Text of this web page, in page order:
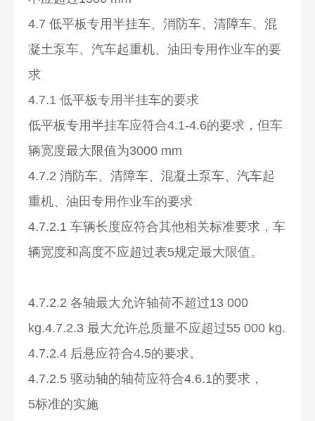
4.7 低平板专用半挂车、消防车、清障车、混
凝土泵车、汽车起重机、油田专用作业车的要
求
4.7.1 低平板专用半挂车的要求
低平板专用半挂车应符合4.1-4.6的要求，但车
辆宽度最大限值为3000 mm
4.7.2 消防车、清障车、混凝土泵车、汽车起
重机、油田专用作业车的要求
4.7.2.1 车辆长度应符合其他相关标准要求，车
辆宽度和高度不应超过表5规定最大限值。
4.7.2.2 各轴最大允许轴荷不超过13 000
kg.4.7.2.3 最大允许总质量不应超过55 000 kg.
4.7.2.4 后悬应符合4.5的要求。
4.7.2.5 驱动轴的轴荷应符合4.6.1的要求，
5标准的实施